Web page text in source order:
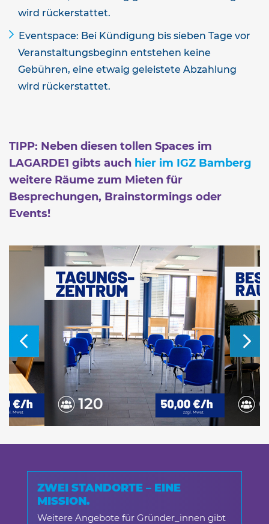
wird rückerstattet.
Eventspace: Bei Kündigung bis sieben Tage vor
Veranstaltungsbeginn entstehen keine
Gebühren, eine etwaig geleistete Abzahlung
wird rückerstattet.
TIPP: Neben diesen tollen Spaces im
LAGARDE1 gibts auch hier im IGZ Bamberg
weitere Räume zum Mieten für
Besprechungen, Brainstormings oder
Events!
ZWEI STANDORTE – EINE
MISSION.
Weitere Angebote für Gründer_innen gibt